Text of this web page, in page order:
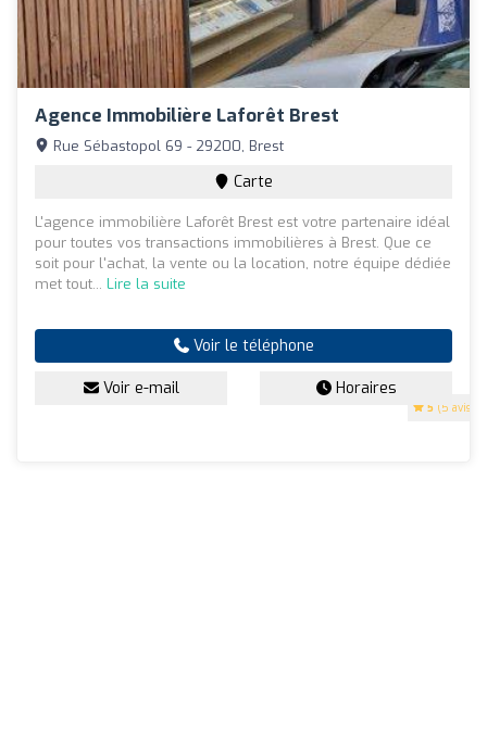
Agence Immobilière Laforêt Brest
5 (5 avis)
Rue Sébastopol 69 - 29200, Brest
Carte
L'agence immobilière Laforêt Brest est votre partenaire idéal
pour toutes vos transactions immobilières à Brest. Que ce
soit pour l'achat, la vente ou la location, notre équipe dédiée
met tout... Lire la suite
Voir le téléphone
Voir e-mail Horaires